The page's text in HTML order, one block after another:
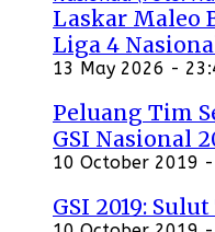
Laskar Maleo
Liga 4
13 May 2026 -
Peluang Tim
GSI Nasional
10 October 2019
GSI 2019: